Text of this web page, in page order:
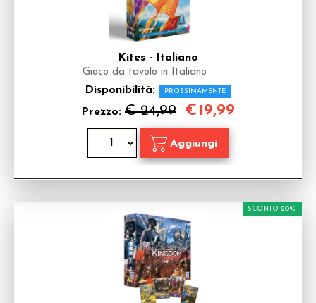
Kites - Italiano
Gioco da tavolo in Italiano
Disponibilità: PROSSIMAMENTE
Prezzo: € 24,99 €19,99
SCONTO 20%